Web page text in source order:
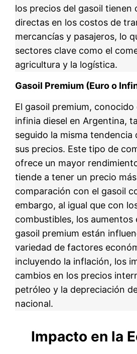
los precios del gasoil tienen
directas en los costos de
mercancías y pasajeros, lo
sectores clave como el
agricultura y la logística.
Gasoil Premium (Euro o
El gasoil premium,
infinia diesel en Argentina,
seguido la misma tendencia
sus precios. Este tipo de
ofrece un mayor
tiende a tener un precio
comparación con el gasoil
embargo, al igual que con
combustibles, los aumentos
gasoil premium están
variedad de factores
incluyendo la inflación, los
cambios en los precios
petróleo y la depreciación
nacional.
Impacto en la